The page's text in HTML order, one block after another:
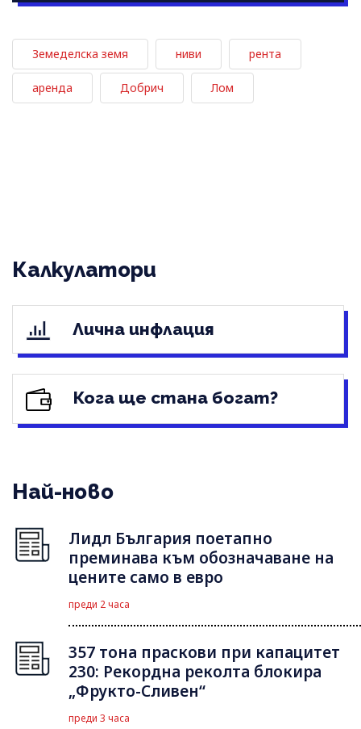
Земеделска земя ниви рента
аренда Добрич Лом
Калкулатори
Лична инфлация
Кога ще стана богат?
Най-ново
Лидл България поетапно
преминава към обозначаване на
цените само в евро
преди 2 часа
357 тона праскови при капацитет
230: Рекордна реколта блокира
„Фрукто-Сливен“
преди 3 часа